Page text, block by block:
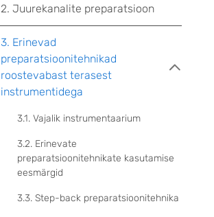
2. Juurekanalite preparatsioon
3. Erinevad
preparatsioonitehnikad
roostevabast terasest
instrumentidega
3.1. Vajalik instrumentaarium
3.2. Erinevate
preparatsioonitehnikate kasutamise
eesmärgid
3.3. Step-back preparatsioonitehnika